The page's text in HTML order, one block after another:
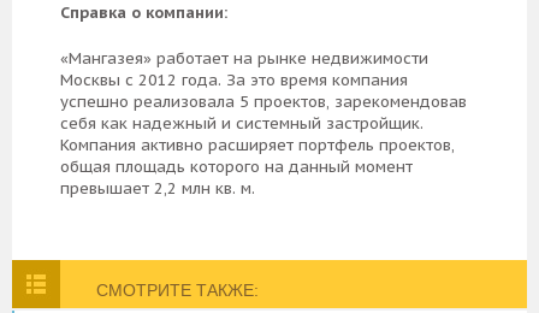
Справка о компании:
«Мангазея» работает на рынке недвижимости
Москвы с 2012 года. За это время компания
успешно реализовала 5 проектов, зарекомендовав
себя как надежный и системный застройщик.
Компания активно расширяет портфель проектов,
общая площадь которого на данный момент
превышает 2,2 млн кв. м.
СМОТРИТЕ ТАКЖЕ: